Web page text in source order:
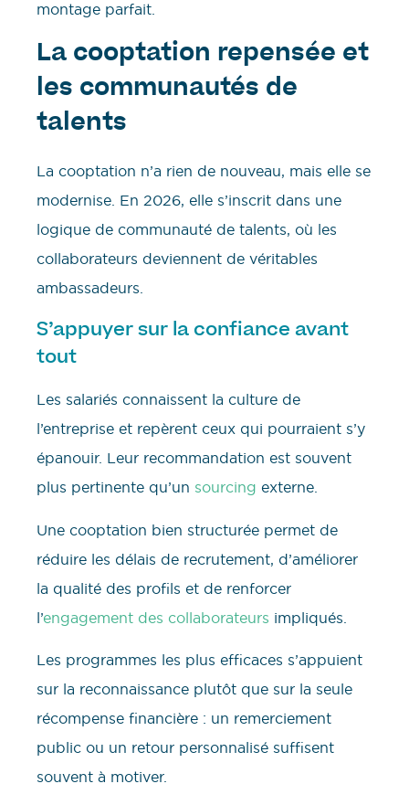
montage parfait.
La cooptation repensée et
les communautés de
talents
La cooptation n’a rien de nouveau, mais elle se
modernise. En 2026, elle s’inscrit dans une
logique de communauté de talents, où les
collaborateurs deviennent de véritables
ambassadeurs.
S’appuyer sur la confiance avant
tout
Les salariés connaissent la culture de
l’entreprise et repèrent ceux qui pourraient s’y
épanouir. Leur recommandation est souvent
plus pertinente qu’un sourcing externe.
Une cooptation bien structurée permet de
réduire les délais de recrutement, d’améliorer
la qualité des profils et de renforcer
l’engagement des collaborateurs impliqués.
Les programmes les plus efficaces s’appuient
sur la reconnaissance plutôt que sur la seule
récompense financière : un remerciement
public ou un retour personnalisé suffisent
souvent à motiver.